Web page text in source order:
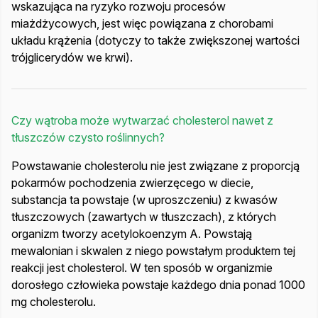
wskazująca na ryzyko rozwoju procesów
miażdżycowych, jest więc powiązana z chorobami
układu krążenia (dotyczy to także zwiększonej wartości
trójglicerydów we krwi).
Czy wątroba może wytwarzać cholesterol nawet z
tłuszczów czysto roślinnych?
Powstawanie cholesterolu nie jest związane z proporcją
pokarmów pochodzenia zwierzęcego w diecie,
substancja ta powstaje (w uproszczeniu) z kwasów
tłuszczowych (zawartych w tłuszczach), z których
organizm tworzy acetylokoenzym A. Powstają
mewalonian i skwalen z niego powstałym produktem tej
reakcji jest cholesterol. W ten sposób w organizmie
dorosłego człowieka powstaje każdego dnia ponad 1000
mg cholesterolu.